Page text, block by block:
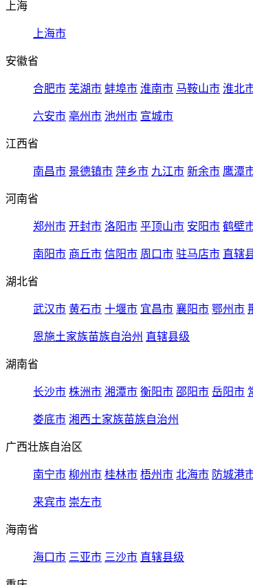
上海
上海市
安徽省
合肥市 芜湖市 蚌埠市 淮南市 马鞍山市 淮北
六安市 亳州市 池州市 宣城市
江西省
南昌市 景德镇市 萍乡市 九江市 新余市 鹰潭
河南省
郑州市 开封市 洛阳市 平顶山市 安阳市 鹤壁
南阳市 商丘市 信阳市 周口市 驻马店市 直辖
湖北省
武汉市 黄石市 十堰市 宜昌市 襄阳市 鄂州市
恩施土家族苗族自治州 直辖县级
湖南省
长沙市 株洲市 湘潭市 衡阳市 邵阳市 岳阳市
娄底市 湘西土家族苗族自治州
广西壮族自治区
南宁市 柳州市 桂林市 梧州市 北海市 防城港
来宾市 崇左市
海南省
海口市 三亚市 三沙市 直辖县级